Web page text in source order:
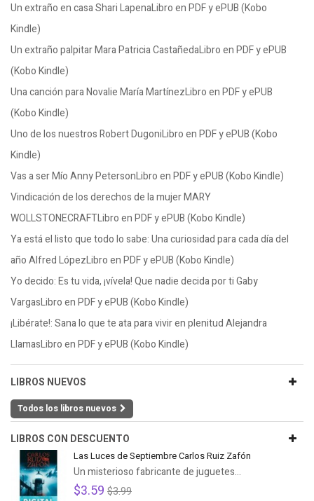
Un extraño en casa Shari LapenaLibro en PDF y ePUB (Kobo
Kindle)
Un extraño palpitar Mara Patricia CastañedaLibro en PDF y ePUB
(Kobo Kindle)
Una canción para Novalie María MartínezLibro en PDF y ePUB
(Kobo Kindle)
Uno de los nuestros Robert DugoniLibro en PDF y ePUB (Kobo
Kindle)
Vas a ser Mío Anny PetersonLibro en PDF y ePUB (Kobo Kindle)
Vindicación de los derechos de la mujer MARY
WOLLSTONECRAFTLibro en PDF y ePUB (Kobo Kindle)
Ya está el listo que todo lo sabe: Una curiosidad para cada día del
año Alfred LópezLibro en PDF y ePUB (Kobo Kindle)
Yo decido: Es tu vida, ¡vívela! Que nadie decida por ti Gaby
VargasLibro en PDF y ePUB (Kobo Kindle)
¡Libérate!: Sana lo que te ata para vivir en plenitud Alejandra
LlamasLibro en PDF y ePUB (Kobo Kindle)
LIBROS NUEVOS
Todos los libros nuevos
LIBROS CON DESCUENTO
Las Luces de Septiembre Carlos Ruiz Zafón
Un misterioso fabricante de juguetes...
$3.59 $3.99